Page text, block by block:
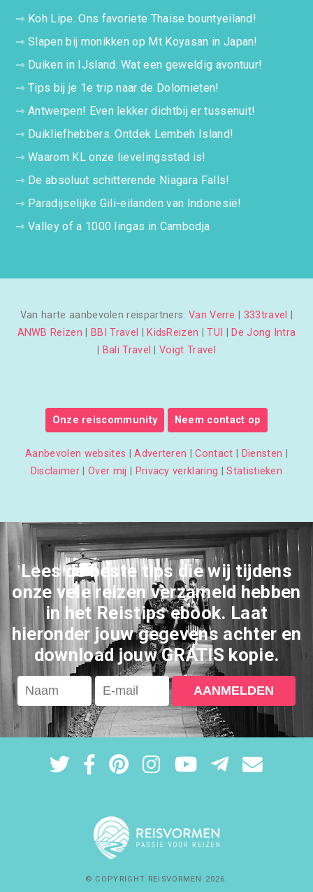
⇾ Koh Lipe. Ons favoriete Thaise bountyeiland!
⇾Slapen bij monikken op Mt Koyasan in Japan!
⇾ Duiken in IJsland. Wat een geweldig avontuur!
⇾Tips bij je 1e trip naar de Dolomieten!
⇾Antwerpen! Even lekker dichtbij er tussenuit!
⇾ Duikliefhebbers. Ontdek Lembeh Island!
⇾Waarom KL onze lievelingsstad is!
⇾ De absoluut schitterende Niagara Falls!
⇾ Paradijselijke Gili-eilanden van Indonesië!
⇾Valley of a 1000 lingas in Cambodja
Van harte aanbevolen reispartners: Van Verre 333travel
ANWB Reizen
BBI Travel KidsReizen |TUI
De Jong Intra
Bali Travel |Voigt Travel
Onze reiscommunity Neem contact op
Aanbevolen websites |Adverteren |Contact Diensten
Disclaimer |Over mij Privacy verklaring |Statistieken
Lees de beste tips die wij tijdens
onze vele reizen verzameld hebben
in het Reistips ebook. Laat
hieronder jouw gegevens achter en
download jouw GRATIS kopie.
© COPYRIGHT REISVORMEN 2026.